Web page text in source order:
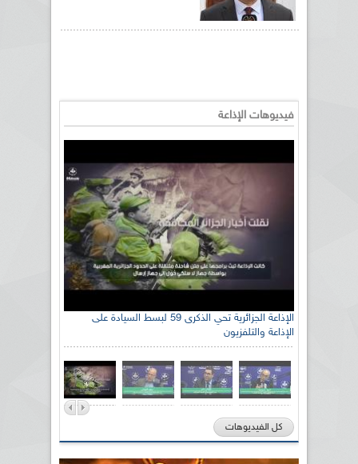
فيديوهات الإذاعة
الإذاعة الجزائرية تحي الذكرى 59 لبسط السيادة على
الإذاعة والتلفزيون
كل الفيديوهات